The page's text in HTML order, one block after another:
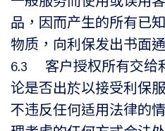
一般服务而使用或误用
品，因而产生的所有已
物质，向利保发出书面通
6.3 客户授权所有交给
论是否出於以接受利保
不违反任何适用法律的